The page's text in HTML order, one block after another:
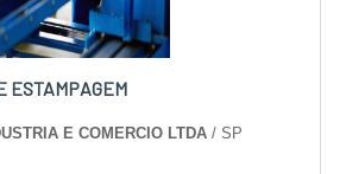
ESTAMPAGEM
E COMERCIO LTDA / SP